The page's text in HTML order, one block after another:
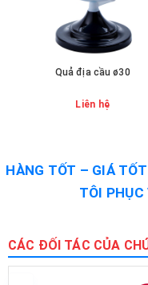
Quả địa cầu ø30
Liên hệ
HÀNG TỐT – GIÁ
TÔI PHỤC
CÁC ĐỐI TÁC CỦA